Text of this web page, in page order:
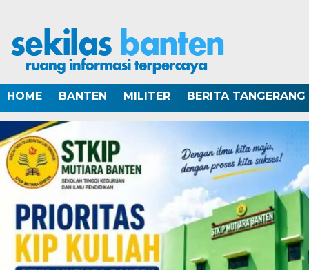
HOME BANTEN MILITER BERITA TANGERANG